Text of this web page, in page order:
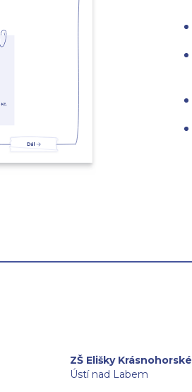
ZŠ Elišky Krásnohorské
Ústí nad Labem